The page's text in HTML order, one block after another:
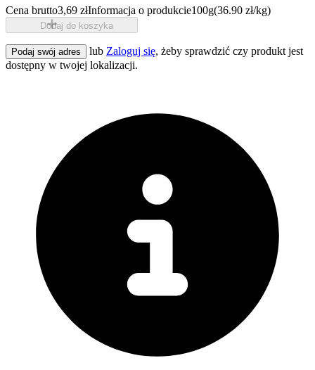
Cena brutto3,69 złInformacja o produkcie100g(36.90 zł/kg)
Dodaj do koszyka
Podaj swój adres lub Zaloguj się, żeby sprawdzić czy produkt jest
dostępny w twojej lokalizacji.